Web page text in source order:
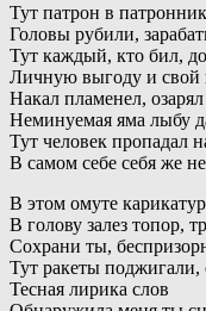
Тут патрон в
Головы рубили,
Тут каждый, кто бил,
Личную выгоду и свой
Накал пламенел, озарял
Неминуемая яма лыбу
Тут человек пропадал
В самом себе себя же
В этом омуте
В голову залез топор,
Сохрани ты,
Тут ракеты поджигали,
Тесная лирика слов